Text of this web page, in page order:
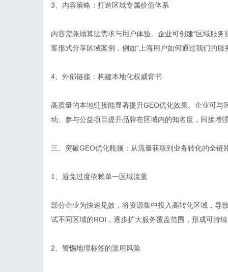
3、内容策略：打造区域专属价值体系
内容需兼顾算法需求与用户体验。企业可创建“区域服
客形式分享区域案例，例如“上海用户如何通过我们的
4、外部链接：构建本地化权威背书
高质量的本地链接能显著提升GEO优化效果。企业可
动、参与公益项目提升品牌在区域内的知名度，间接增
三、突破GEO优化瓶颈：从流量获取到业务转化的全链
1、避免过度依赖单一区域流量
部分企业为快速见效，将资源集中投入高转化区域，导
试不同区域的ROI，逐步扩大服务覆盖范围，形成可持
2、警惕地理标签的滥用风险